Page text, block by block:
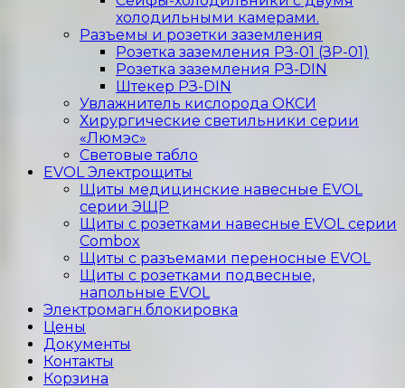
холодильными камерами.
Разъемы и розетки заземления
Розетка заземления РЗ-01 (ЗР-01)
Розетка заземления РЗ-DIN
Штекер РЗ-DIN
Увлажнитель кислорода ОКСИ
Хирургические светильники серии
«Люмэс»
Световые табло
EVOL Электрощиты
Щиты медицинские навесные EVOL
серии ЭЩР
Щиты с розетками навесные EVOL серии
Combox
Щиты с разъемами переносные EVOL
Щиты с розетками подвесные,
напольные EVOL
Электромагн.блокировка
Цены
Документы
Контакты
Корзина